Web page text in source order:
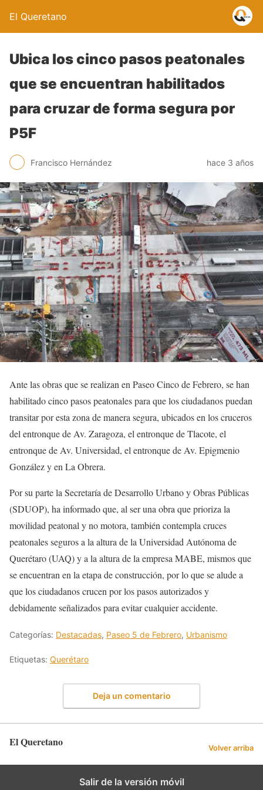
El Queretano
Ubica los cinco pasos peatonales
que se encuentran habilitados
para cruzar de forma segura por
P5F
Francisco Hernández hace 3 años
Ante las obras que se realizan en Paseo Cinco de Febrero, se han
habilitado cinco pasos peatonales para que los ciudadanos puedan
transitar por esta zona de manera segura, ubicados en los cruceros
del entronque de Av. Zaragoza, el entronque de Tlacote, el
entronque de Av. Universidad, el entronque de Av. Epigmenio
González y en La Obrera.
Por su parte la Secretaría de Desarrollo Urbano y Obras Públicas
(SDUOP), ha informado que, al ser una obra que prioriza la
movilidad peatonal y no motora, también contempla cruces
peatonales seguros a la altura de la Universidad Autónoma de
Querétaro (UAQ) y a la altura de la empresa MABE, mismos que
se encuentran en la etapa de construcción, por lo que se alude a
que los ciudadanos crucen por los pasos autorizados y
debidamente señalizados para evitar cualquier accidente.
Categorías: Destacadas, Paseo 5 de Febrero, Urbanismo
Etiquetas: Querétaro
Deja un comentario
El Queretano Volver arriba
Salir de la versión móvil